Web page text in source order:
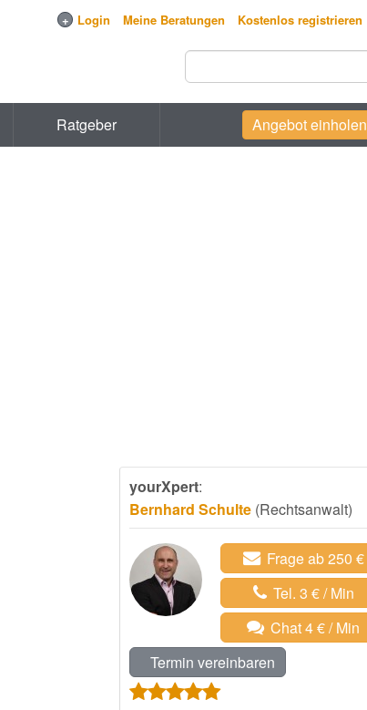
+ Login Meine Beratungen Kostenlos registrieren
Ratgeber Angebot einholen
yourXpert:
Bernhard Schulte (Rechtsanwalt)
Frage ab 250 €
Tel. 3 € / Min
Chat 4 € / Min
Termin vereinbaren